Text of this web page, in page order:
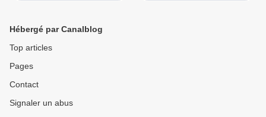
Hébergé par Canalblog
Top articles
Pages
Contact
Signaler un abus